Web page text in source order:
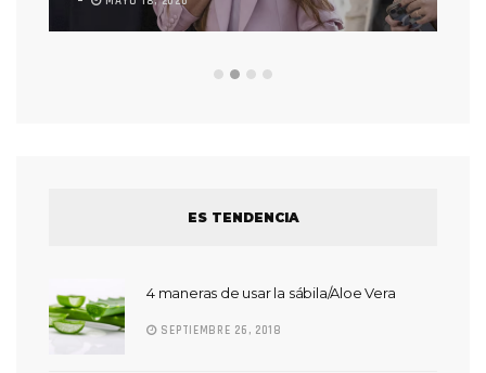
ES TENDENCIA
4 maneras de usar la sábila/Aloe Vera
SEPTIEMBRE 26, 2018